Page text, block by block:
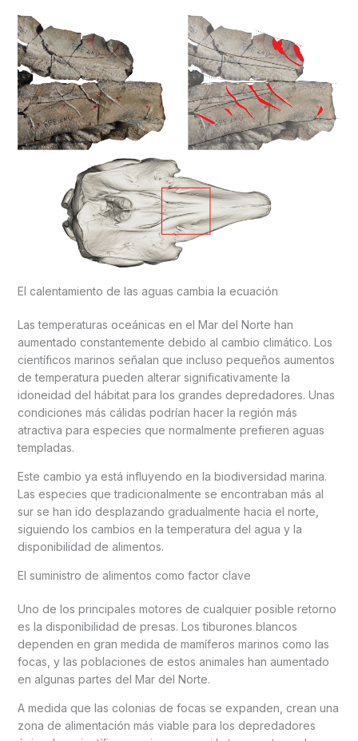
El calentamiento de las aguas cambia la ecuación
Las temperaturas oceánicas en el Mar del Norte han
aumentado constantemente debido al cambio climático. Los
científicos marinos señalan que incluso pequeños aumentos
de temperatura pueden alterar significativamente la
idoneidad del hábitat para los grandes depredadores. Unas
condiciones más cálidas podrían hacer la región más
atractiva para especies que normalmente prefieren aguas
templadas.
Este cambio ya está influyendo en la biodiversidad marina.
Las especies que tradicionalmente se encontraban más al
sur se han ido desplazando gradualmente hacia el norte,
siguiendo los cambios en la temperatura del agua y la
disponibilidad de alimentos.
El suministro de alimentos como factor clave
Uno de los principales motores de cualquier posible retorno
es la disponibilidad de presas. Los tiburones blancos
dependen en gran medida de mamíferos marinos como las
focas, y las poblaciones de estos animales han aumentado
en algunas partes del Mar del Norte.
A medida que las colonias de focas se expanden, crean una
zona de alimentación más viable para los depredadores